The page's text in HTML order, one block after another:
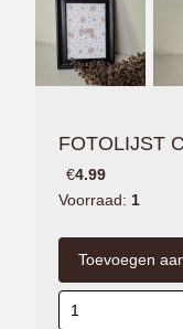
FOTOLIJST
€4.99
Voorraad: 1